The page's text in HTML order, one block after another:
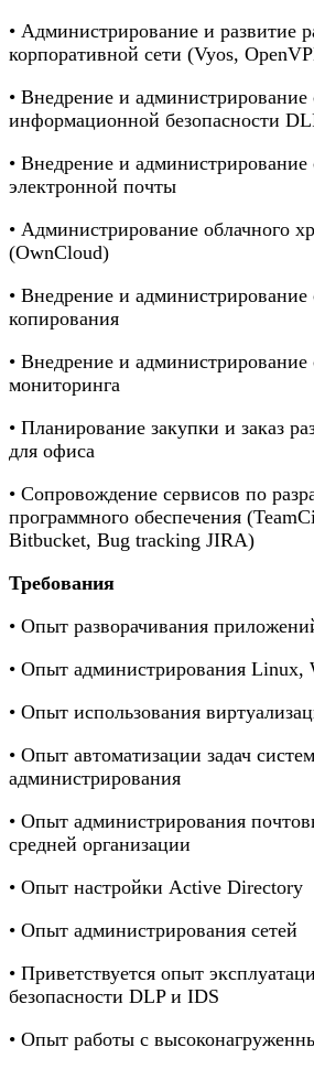
• Администрирование и развитие
корпоративной сети (Vyos,
• Внедрение и администрирование
информационной безопасности
• Внедрение и администрирование
электронной почты
• Администрирование облачного
(OwnCloud)
• Внедрение и администрирование
копирования
• Внедрение и администрирование
мониторинга
• Планирование закупки и заказ
для офиса
• Сопровождение сервисов по
программного обеспечения
Bitbucket, Bug tracking JIRA)
Требования
• Опыт разворачивания
• Опыт администрирования Linux,
• Опыт использования
• Опыт автоматизации задач
администрирования
• Опыт администрирования
средней организации
• Опыт настройки Active Directory
• Опыт администрирования сетей
• Приветствуется опыт
безопасности DLP и IDS
• Опыт работы с